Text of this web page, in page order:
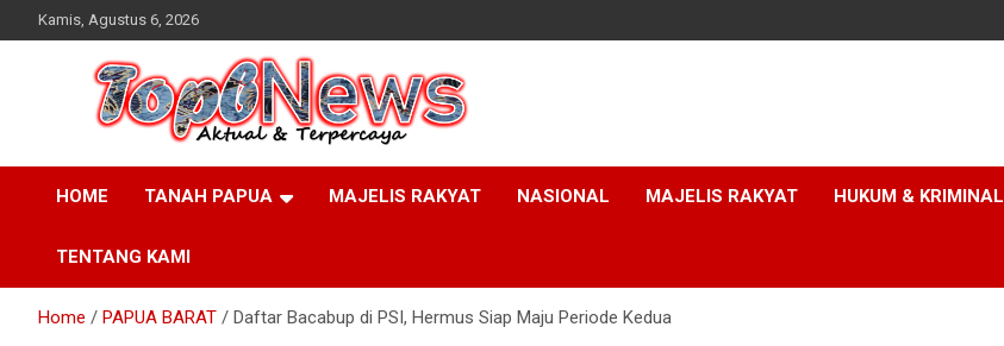
to
Kamis, Agustus 6, 2026
HOME TANAH PAPUA MAJELIS RAKYAT NASIONAL MAJELIS RAKYAT HUKUM & KRIMINAL
TENTANG KAMI
Home PAPUA BARAT Daftar Bacabup di PSI, Hermus Siap Maju Periode Kedua